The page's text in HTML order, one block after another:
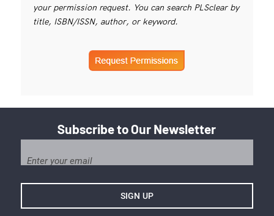
your permission request. You can search PLSclear by
title, ISBN/ISSN, author, or keyword.
Subscribe to Our Newsletter